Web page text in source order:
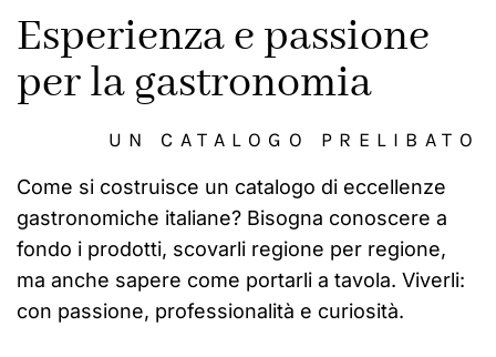
Esperienza e passione
per la gastronomia
UN CATALOGO PRELIBATO
Come si costruisce un catalogo di eccellenze
gastronomiche italiane? Bisogna conoscere a
fondo i prodotti, scovarli regione per regione,
ma anche sapere come portarli a tavola. Viverli:
con passione, professionalità e curiosità.